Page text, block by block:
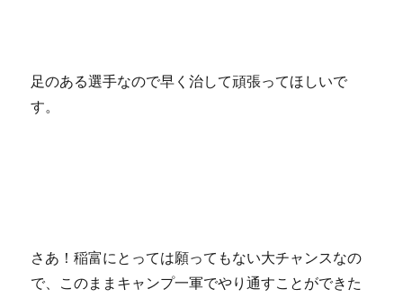
足のある選手なので早く治して頑張ってほしいで
す。
さあ！稲富にとっては願ってもない大チャンスなの
で、このままキャンプ一軍でやり通すことができた